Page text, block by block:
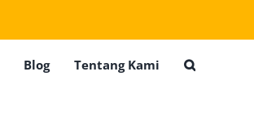
Blog Tentang Kami